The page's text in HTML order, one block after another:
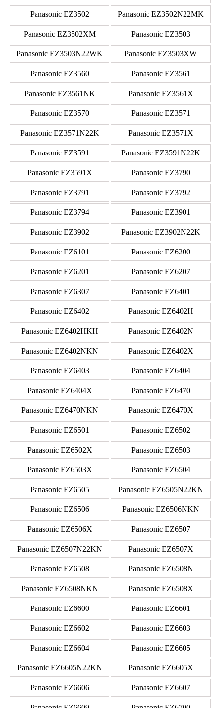
Panasonic EZ3502 Panasonic EZ3502N22MK
Panasonic EZ3502XM Panasonic EZ3503
Panasonic EZ3503N22WK Panasonic EZ3503XW
Panasonic EZ3560 Panasonic EZ3561
Panasonic EZ3561NK Panasonic EZ3561X
Panasonic EZ3570 Panasonic EZ3571
Panasonic EZ3571N22K Panasonic EZ3571X
Panasonic EZ3591 Panasonic EZ3591N22K
Panasonic EZ3591X Panasonic EZ3790
Panasonic EZ3791 Panasonic EZ3792
Panasonic EZ3794 Panasonic EZ3901
Panasonic EZ3902 Panasonic EZ3902N22K
Panasonic EZ6101 Panasonic EZ6200
Panasonic EZ6201 Panasonic EZ6207
Panasonic EZ6307 Panasonic EZ6401
Panasonic EZ6402 Panasonic EZ6402H
Panasonic EZ6402HKH Panasonic EZ6402N
Panasonic EZ6402NKN Panasonic EZ6402X
Panasonic EZ6403 Panasonic EZ6404
Panasonic EZ6404X Panasonic EZ6470
Panasonic EZ6470NKN Panasonic EZ6470X
Panasonic EZ6501 Panasonic EZ6502
Panasonic EZ6502X Panasonic EZ6503
Panasonic EZ6503X Panasonic EZ6504
Panasonic EZ6505 Panasonic EZ6505N22KN
Panasonic EZ6506 Panasonic EZ6506NKN
Panasonic EZ6506X Panasonic EZ6507
Panasonic EZ6507N22KN Panasonic EZ6507X
Panasonic EZ6508 Panasonic EZ6508N
Panasonic EZ6508NKN Panasonic EZ6508X
Panasonic EZ6600 Panasonic EZ6601
Panasonic EZ6602 Panasonic EZ6603
Panasonic EZ6604 Panasonic EZ6605
Panasonic EZ6605N22KN Panasonic EZ6605X
Panasonic EZ6606 Panasonic EZ6607